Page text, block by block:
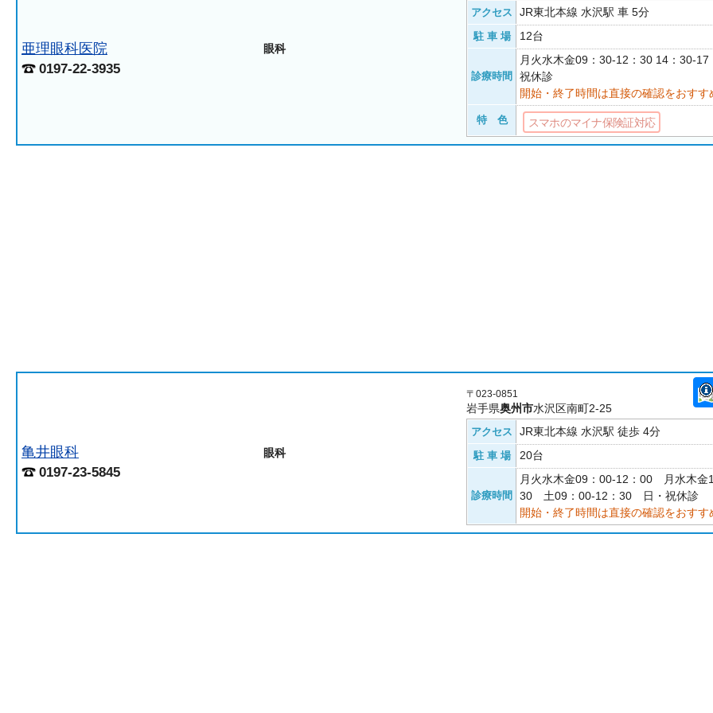
亜理眼科医院
0197-22-3935
眼科
アクセス JR東北本線 水沢駅 車 5分
駐 車 場 12台
診療時間
月火水木金09：30-12：30 14：30-
祝休診
開始・終了時間は直接の確認をおすす
特 色 スマホのマイナ保険証対応
亀井眼科
0197-23-5845
眼科
〒023-0851
岩手県奥州市水沢区南町2-25
アクセス JR東北本線 水沢駅 徒歩 4分
駐 車 場 20台
診療時間
月火水木金09：00-12：00 月水木金
30 土09：00-12：30 日・祝休診
開始・終了時間は直接の確認をおすす